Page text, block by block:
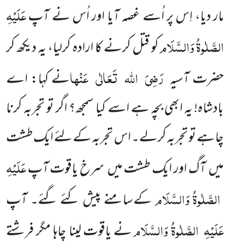
مار دیا، اِس پر اُسے غصہ آیا اور اُس نے آپعَلَیْہِ
الصَّلٰوۃُ وَالسَّلَامکو قتل کرنے کا ارادہ کرلیا، یہ دیکھ کر
حضرت آسیہ رَضِیَ اللہ تَعَالٰی عَنْہانے کہا: اے
بادشاہ! یہ ابھی بچہ ہے اسے کیا سمجھ؟ اگر تو تجربہ کرنا
چاہے تو تجربہ کرلے۔ اس تجربہ کے لئے ایک طشت
میںآگ اور ایک طشت میںسرخ یاقوت آپعَلَیْہِ
الصَّلٰوۃُ وَالسَّلَامکے سامنے پیش کئے گئے۔ آپ
عَلَیْہِ الصَّلٰوۃُ وَالسَّلَامنے یاقوت لینا چاہا مگر فرشتے